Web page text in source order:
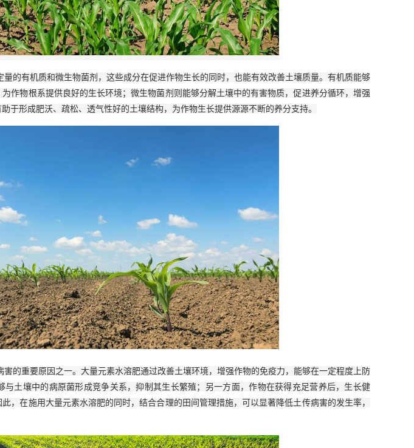
的有机质和微生物菌剂，这些成分在促进作物生长的同时，也能有效改善土壤质量。有机质能够
作物根系提供良好的生长环境；微生物菌剂则能够分解土壤中的有害物质，促进养分循环，增强
于形成肥沃、疏松、透气性好的土壤结构，为作物生长提供源源不断的养分支持。
的重要原因之一。大量元素水溶肥通过改善土壤环境，增强作物的免疫力，能够在一定程度上防
土壤中的病原菌形成竞争关系，抑制其生长繁殖；另一方面，作物在获得充足营养后，生长健
，在施用大量元素水溶肥的同时，结合合理的田间管理措施，可以显著降低土传病害的发生率，